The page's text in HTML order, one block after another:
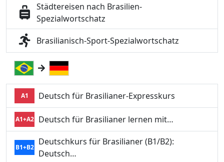
Städtereisen nach Brasilien-
Spezialwortschatz
Brasilianisch-Sport-Spezialwortschatz
A1 Deutsch für Brasilianer-Expresskurs
A1+A2 Deutsch für Brasilianer lernen mit…
B1+B2
Deutschkurs für Brasilianer (B1/B2):
Deutsch…